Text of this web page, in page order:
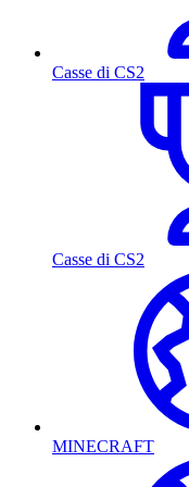
Casse di CS2
Casse di CS2
MINECRAFT